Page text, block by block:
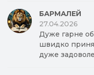
БАРМАЛЕЙ
27.04.2026
Дуже гарне
швидко
дуже